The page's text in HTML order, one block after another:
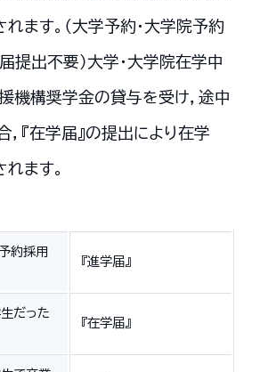
れます。（大学予約・大学院予約
提出不要）大学・大学院在学中
機構奨学金の貸与を受け，途中
，『在学届』の提出により在学
ます。
約採用
『進学届』
生だった
『在学届』